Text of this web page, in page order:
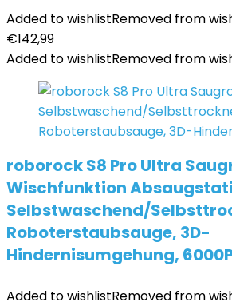
Added to wishlistRemoved from
€142,99
Added to wishlistRemoved from
roborock S8 Pro Ultra
Wischfunktion
Selbstwaschend/
Roboterstaubsauge, 3D-
Hindernisumgehung,
Added to wishlistRemoved from